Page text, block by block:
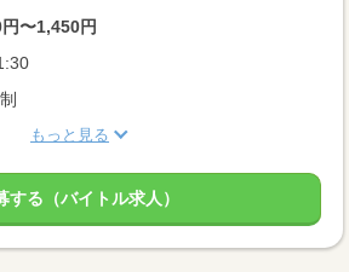
〜1,450円
もっと見る
する（バイトル求人）